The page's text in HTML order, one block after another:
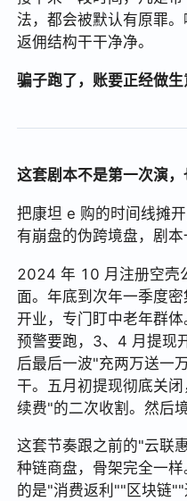
法，都会被默认有原罪
返佣结构干干净净。
骗子跑了，账要正经做生
这套剧本不是第一次演
把康坦 e 购的时间线摊
有崩盘的伪跨境盘，剧本
2024 年 10 月注册空壳
面。年底到次年一季度
开业，专门盯中老年群
预警要跑，3、4 月提现
后最后一波"充两万送一
干。五月初提现彻底关
续费"的二次收割。然后
这套节奏跟之前的"云联
种链商盘，骨架完全一样
的是"消费返利""区块链